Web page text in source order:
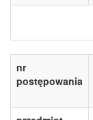
nr
postępowania